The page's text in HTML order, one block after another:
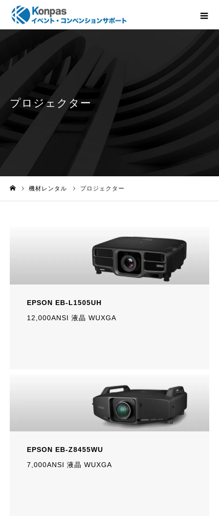
機材レンタル プロジェクター
EPSON EB-L1505UH
12,000ANSI 液晶 WUXGA
EPSON EB-Z8455WU
7,000ANSI 液晶 WUXGA